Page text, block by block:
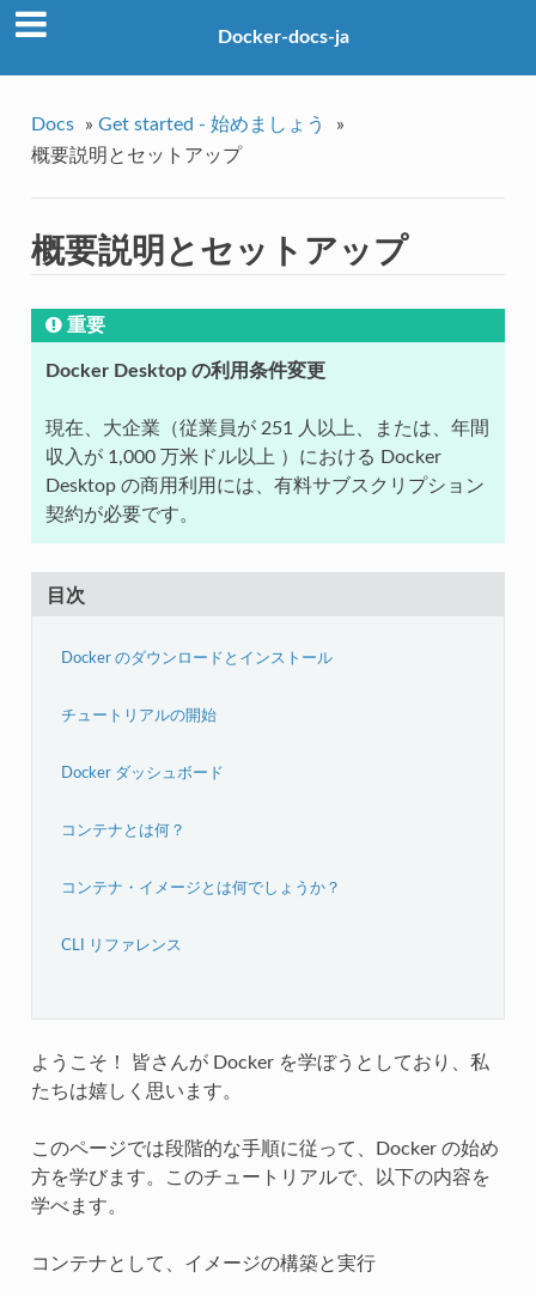
Docker-docs-ja
Docs » Get started - 始めましょう
»
概要説明とセットアップ
概要説明とセットアップ
重要
Docker Desktop の利用条件変更
現在、大企業（従業員が 251 人以上、または、年間
収入が 1,000 万米ドル以上 ）における Docker
Desktop の商用利用には、有料サブスクリプション
契約が必要です。
目次
Docker のダウンロードとインストール
チュートリアルの開始
Docker ダッシュボード
コンテナとは何？
コンテナ・イメージとは何でしょうか？
CLI リファレンス
ようこそ！ 皆さんが Docker を学ぼうとしており、私
たちは嬉しく思います。
このページでは段階的な手順に従って、Docker の始め
方を学びます。このチュートリアルで、以下の内容を
学べます。
コンテナとして、イメージの構築と実行